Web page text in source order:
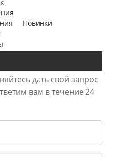
Новинки
дать свой запрос
вам в течение 24